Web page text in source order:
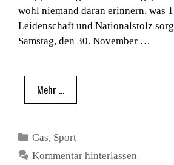
wohl niemand daran erinnern, was
Leidenschaft und Nationalstolz
Samstag, den 30. November …
Mehr …
Kategorien
Gas, Sport
Kommentar hinterlassen